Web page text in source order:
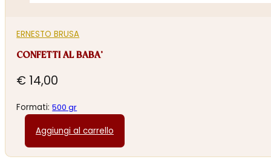
ERNESTO BRUSA
CONFETTI AL BABA’
€ 14,00
Formati:500 gr
Aggiungi al carrello